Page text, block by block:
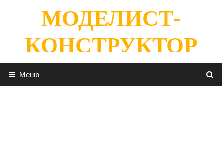
содержимомуМОДЕЛИСТ-
КОНСТРУКТОР
Меню